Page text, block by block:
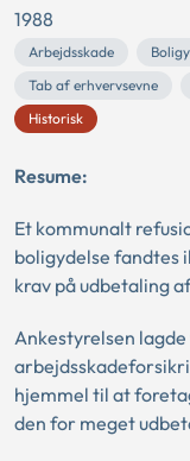
1988
Arbejdsskade
Tab af erhvervsevne
Historisk
Resume:
Et kommunalt
boligydelse fandtes
krav på udbetaling
Ankestyrelsen
hjemmel til at
den for meget